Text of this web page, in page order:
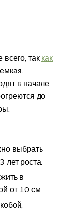
так как
в начале
до
выбрать
лет роста.
в
от 10 см.